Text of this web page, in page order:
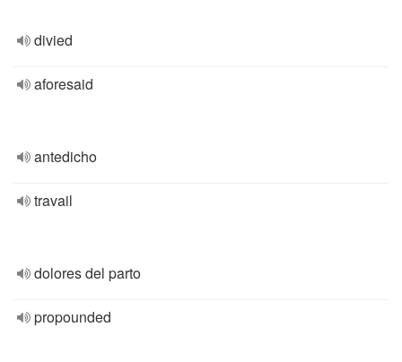
divied
aforesaid
antedicho
travail
dolores del parto
propounded